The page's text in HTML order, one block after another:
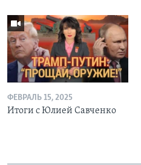
ФЕВРАЛЬ 15, 2025
Итоги с Юлией Савченко